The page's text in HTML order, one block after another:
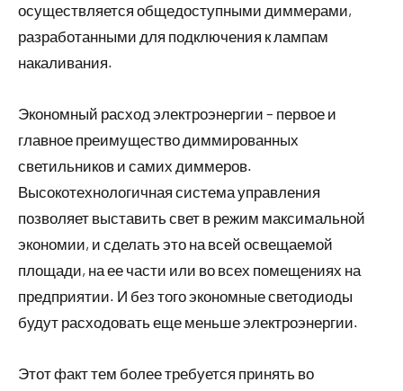
осуществляется общедоступными диммерами,
разработанными для подключения к лампам
накаливания.
Экономный расход электроэнергии – первое и
главное преимущество диммированных
светильников и самих диммеров.
Высокотехнологичная система управления
позволяет выставить свет в режим максимальной
экономии, и сделать это на всей освещаемой
площади, на ее части или во всех помещениях на
предприятии. И без того экономные светодиоды
будут расходовать еще меньше электроэнергии.
Этот факт тем более требуется принять во